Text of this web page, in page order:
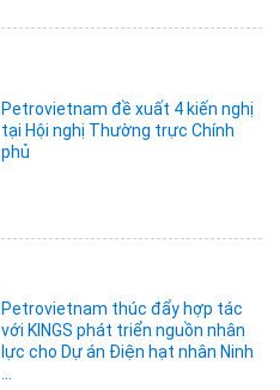
Petrovietnam đề xuất 4 kiến nghị
tại Hội nghị Thường trực Chính
phủ
Petrovietnam thúc đẩy hợp tác
với KINGS phát triển nguồn nhân
lực cho Dự án Điện hạt nhân Ninh